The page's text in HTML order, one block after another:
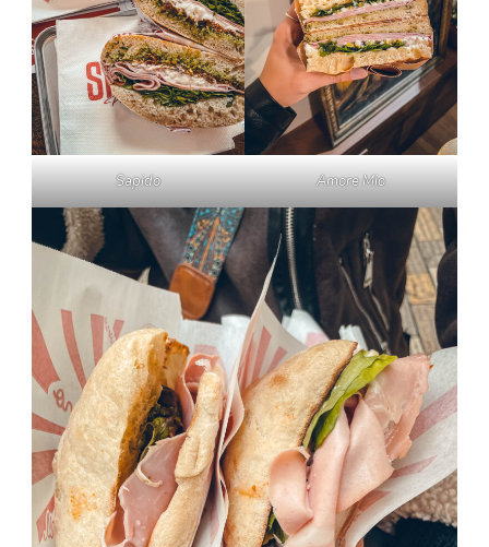
Sapido Amore Mio